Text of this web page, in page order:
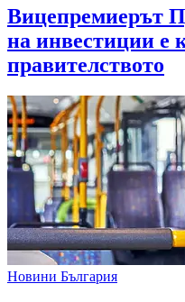
Вицепремиерът
на инвестиции е
правителството
Новини България